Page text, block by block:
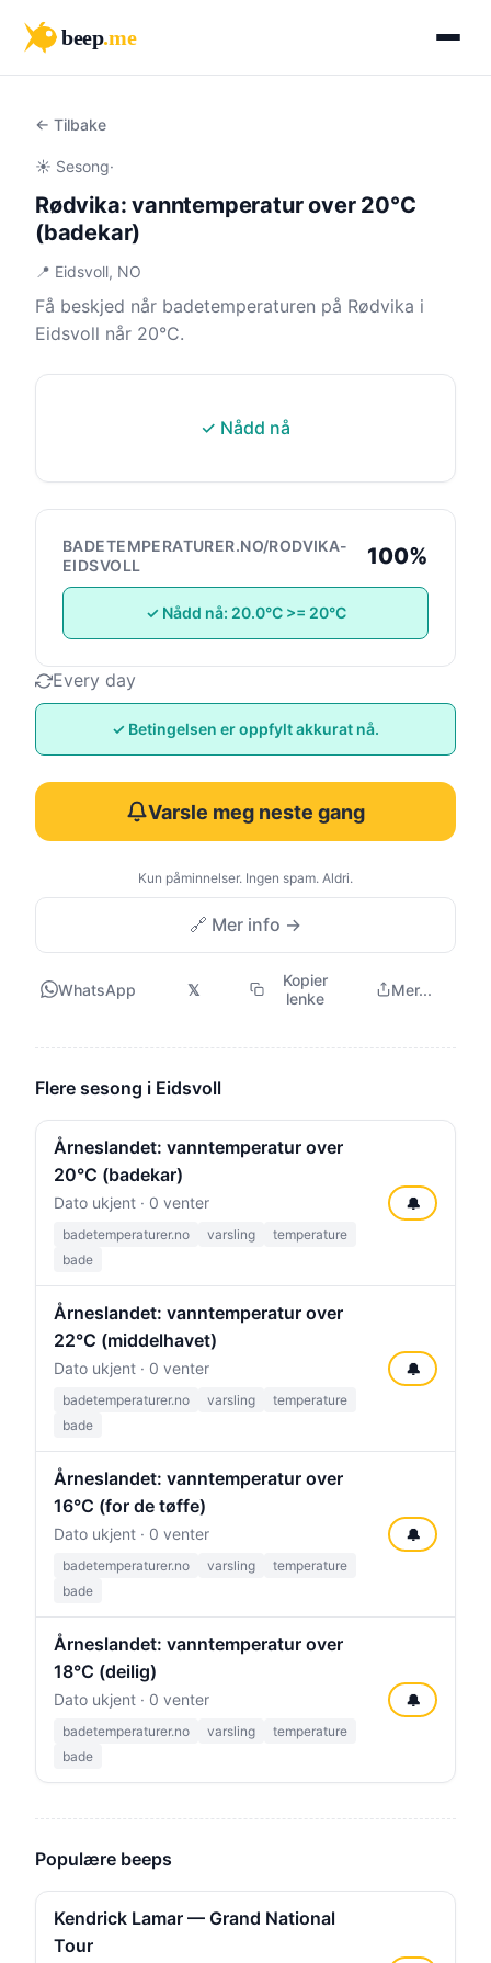
beep.me
← Tilbake
☀️ Sesong·
Rødvika: vanntemperatur over 20°C
(badekar)
📍 Eidsvoll, NO
Få beskjed når badetemperaturen på Rødvika i
Eidsvoll når 20°C.
✓ Nådd nå
BADETEMPERATURER.NO/RODVIKA-
EIDSVOLL
100%
✓ Nådd nå: 20.0°C >= 20°C
Every day
✓ Betingelsen er oppfylt akkurat nå.
Varsle meg neste gang
Kun påminnelser. Ingen spam. Aldri.
🔗 Mer info →
WhatsApp 𝕏
Kopier
lenke
Mer...
Flere sesong i Eidsvoll
Årneslandet: vanntemperatur over
20°C (badekar)
Dato ukjent · 0 venter
badetemperaturer.no varsling
temperature
bade
🔔
Årneslandet: vanntemperatur over
22°C (middelhavet)
Dato ukjent · 0 venter
badetemperaturer.no varsling
temperature
bade
🔔
Årneslandet: vanntemperatur over
16°C (for de tøffe)
Dato ukjent · 0 venter
badetemperaturer.no varsling
temperature
bade
🔔
Årneslandet: vanntemperatur over
18°C (deilig)
Dato ukjent · 0 venter
badetemperaturer.no varsling
temperature
bade
🔔
Populære beeps
Kendrick Lamar — Grand National
Tour